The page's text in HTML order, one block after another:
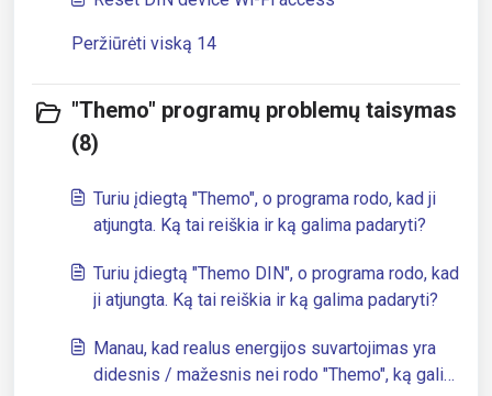
Peržiūrėti viską 14
"Themo" programų problemų taisymas
(8)
Turiu įdiegtą "Themo", o programa rodo, kad ji
atjungta. Ką tai reiškia ir ką galima padaryti?
Turiu įdiegtą "Themo DIN", o programa rodo, kad
ji atjungta. Ką tai reiškia ir ką galima padaryti?
Manau, kad realus energijos suvartojimas yra
didesnis / mažesnis nei rodo "Themo", ką galiu